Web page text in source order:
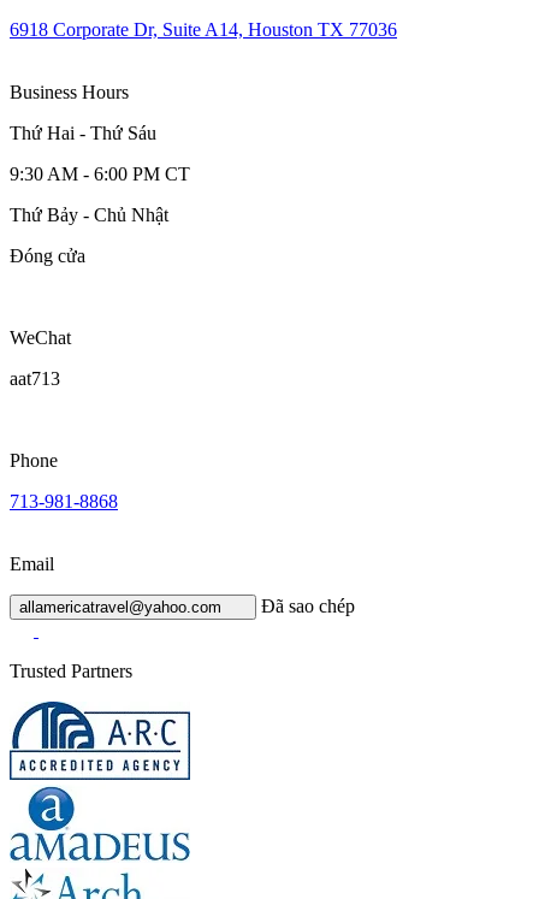
6918 Corporate Dr, Suite A14, Houston TX 77036
Business Hours
Thứ Hai - Thứ Sáu
9:30 AM - 6:00 PM CT
Thứ Bảy - Chủ Nhật
Đóng cửa
WeChat
aat713
Phone
713-981-8868
Email
allamericatravel@yahoo.com Đã sao chép
Trusted Partners